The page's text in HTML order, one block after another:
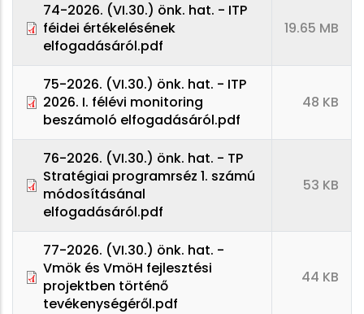
74-2026. (VI.30.) önk. hat. - ITP
féidei értékelésének
elfogadásáról.pdf
19.65 MB
75-2026. (VI.30.) önk. hat. - ITP
2026. I. félévi monitoring
beszámoló elfogadásáról.pdf
48 KB
76-2026. (VI.30.) önk. hat. - TP
Stratégiai programrséz 1. számú
módosításánal
elfogadásáról.pdf
53 KB
77-2026. (VI.30.) önk. hat. -
Vmök és VmöH fejlesztési
projektben történő
tevékenységéről.pdf
44 KB